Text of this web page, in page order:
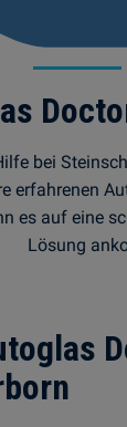
bei
erfahrenen
es auf eine
Lösung